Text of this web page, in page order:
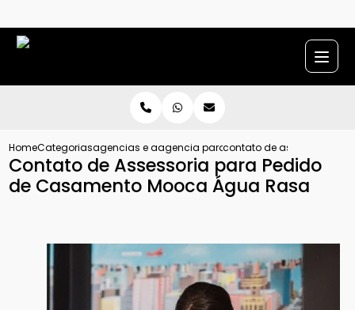
HomeCategoriasagencias e assessoria para pedido de casamento
agencia para pedido de casamento
contato de assessoria
Contato de Assessoria para Pedido
de Casamento Mooca Água Rasa